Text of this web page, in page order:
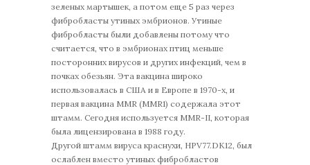
зеленых мартышек, а потом еще 5 раз через
фибробласты утиных эмбрионов. Утиные
фибробласты были добавлены потому что
считается, что в эмбрионах птиц меньше
посторонних вирусов и других инфекций, чем в
почках обезьян. Эта вакцина широко
использовалась в США и в Европе в 1970-х, и
первая вакцина MMR (MMR1) содержала этот
штамм. Сегодня используется MMR-II, которая
была лицензирована в 1988 году.
Другой штамм вируса краснухи, HPV77.DK12, был
ослаблен вместо утиных фибробластов